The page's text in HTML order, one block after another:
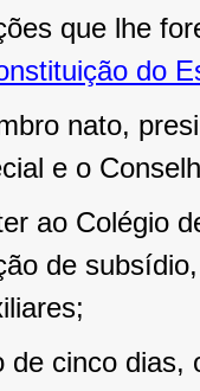
que lhe
do
nato,
e o
ao Colégio
de
de cinco